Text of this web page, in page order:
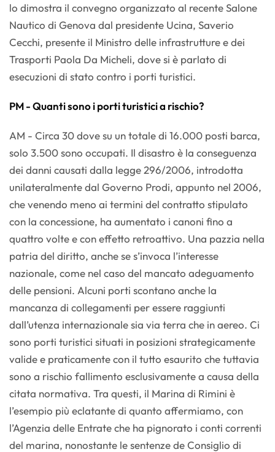
lo dimostra il convegno organizzato al recente Salone
Nautico di Genova dal presidente Ucina, Saverio
Cecchi, presente il Ministro delle infrastrutture e dei
Trasporti Paola Da Micheli, dove si è parlato di
esecuzioni di stato contro i porti turistici.
PM - Quanti sono i porti turistici a rischio?
AM - Circa 30 dove su un totale di 16.000 posti barca,
solo 3.500 sono occupati. Il disastro è la conseguenza
dei danni causati dalla legge 296/2006, introdotta
unilateralmente dal Governo Prodi, appunto nel 2006,
che venendo meno ai termini del contratto stipulato
con la concessione, ha aumentato i canoni fino a
quattro volte e con effetto retroattivo. Una pazzia nella
patria del diritto, anche se s’invoca l’interesse
nazionale, come nel caso del mancato adeguamento
delle pensioni. Alcuni porti scontano anche la
mancanza di collegamenti per essere raggiunti
dall’utenza internazionale sia via terra che in aereo. Ci
sono porti turistici situati in posizioni strategicamente
valide e praticamente con il tutto esaurito che tuttavia
sono a rischio fallimento esclusivamente a causa della
citata normativa. Tra questi, il Marina di Rimini è
l’esempio più eclatante di quanto affermiamo, con
l’Agenzia delle Entrate che ha pignorato i conti correnti
del marina, nonostante le sentenze de Consiglio di